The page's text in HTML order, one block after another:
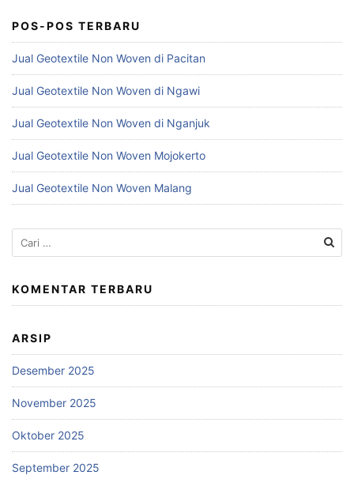
POS-POS TERBARU
Jual Geotextile Non Woven di Pacitan
Jual Geotextile Non Woven di Ngawi
Jual Geotextile Non Woven di Nganjuk
Jual Geotextile Non Woven Mojokerto
Jual Geotextile Non Woven Malang
Cari
untuk:
KOMENTAR TERBARU
ARSIP
Desember 2025
November 2025
Oktober 2025
September 2025